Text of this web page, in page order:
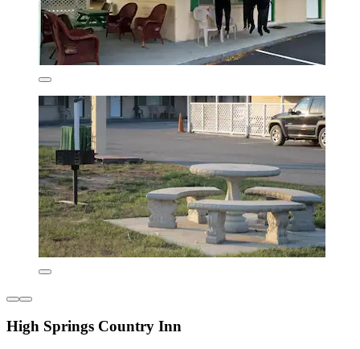
High Springs Country Inn